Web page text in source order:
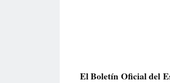
El Boletín Oficial del